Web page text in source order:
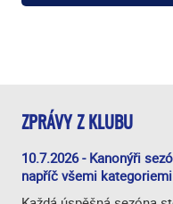
ZPRÁVY Z KLUBU
10.7.2026 - Kanonýři
napříč všemi kategoriemi